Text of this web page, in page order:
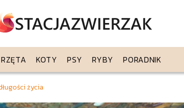
KOTY PSY RYBY PORADNIK
życia